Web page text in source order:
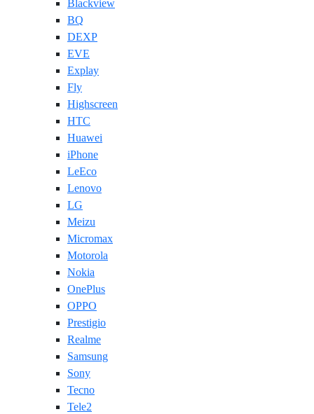
Blackview
BQ
DEXP
EVE
Explay
Fly
Highscreen
HTC
Huawei
iPhone
LeEco
Lenovo
LG
Meizu
Micromax
Motorola
Nokia
OnePlus
OPPO
Prestigio
Realme
Samsung
Sony
Tecno
Tele2